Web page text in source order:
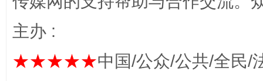
东山县通报“牛蛙产品抗生素超标问题” 法
主办 :
★★★★★中国/公众/公共/全民/